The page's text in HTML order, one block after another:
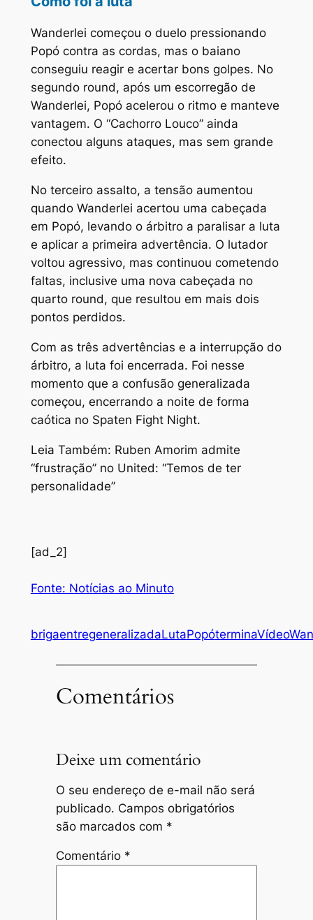
Wanderlei começou o duelo pressionando
Popó contra as cordas, mas o baiano
conseguiu reagir e acertar bons golpes. No
segundo round, após um escorregão de
Wanderlei, Popó acelerou o ritmo e manteve
vantagem. O “Cachorro Louco” ainda
conectou alguns ataques, mas sem grande
efeito.
No terceiro assalto, a tensão aumentou
quando Wanderlei acertou uma cabeçada
em Popó, levando o árbitro a paralisar a luta
e aplicar a primeira advertência. O lutador
voltou agressivo, mas continuou cometendo
faltas, inclusive uma nova cabeçada no
quarto round, que resultou em mais dois
pontos perdidos.
Com as três advertências e a interrupção do
árbitro, a luta foi encerrada. Foi nesse
momento que a confusão generalizada
começou, encerrando a noite de forma
caótica no Spaten Fight Night.
Leia Também: Ruben Amorim admite
“frustração” no United: “Temos de ter
personalidade”
[ad_2]
Fonte: Notícias ao Minuto
brigaentregeneralizadaLutaPopóterminaVídeo
Comentários
Deixe um comentário
O seu endereço de e-mail não será
publicado. Campos obrigatórios
são marcados com *
Comentário *